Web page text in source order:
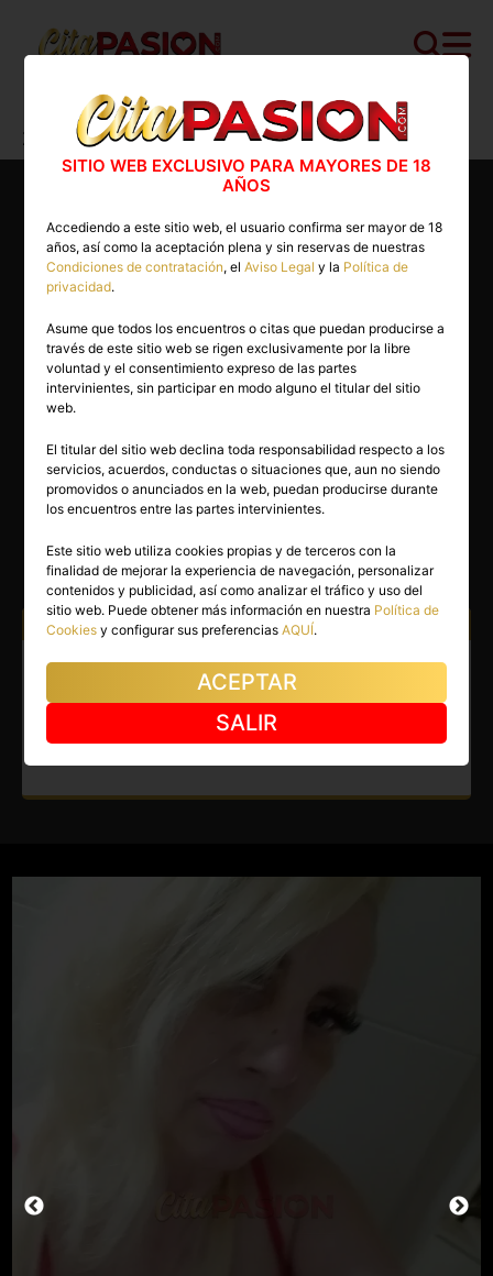
Cita PASION.COM>Escorts>Zaragoza >
Zaragoza capital>Nikoleta
45 años
NIKOLETA
Zaragoza capital(Zaragoza)
(3)
Atiendo a: Hombres
Escort en Zaragoza capital.
Soy una masajista dulce,
amable y siempre sincera.
SITIO WEB EXCLUSIVO PARA MAYORES DE 18
AÑOS
Accediendo a este sitio web, el usuario confirma ser mayor de 18
años, así como la aceptación plena y sin reservas de nuestras
Condiciones de contratación, elAviso Legal y la Política de
privacidad.
Asume que todos los encuentros o citas que puedan producirse a
través de este sitio web se rigen exclusivamente por la libre
voluntad y el consentimiento expreso de las partes
intervinientes, sin participar en modo alguno el titular del sitio
web.
El titular del sitio web declina toda responsabilidad respecto a los
servicios, acuerdos, conductas o situaciones que, aun no siendo
promovidos o anunciados en la web, puedan producirse durante
los encuentros entre las partes intervinientes.
Este sitio web utiliza cookies propias y de terceros con la
finalidad de mejorar la experiencia de navegación, personalizar
contenidos y publicidad, así como analizar el tráfico y uso del
sitio web. Puede obtener más información en nuestra Política de
Cookies y configurar sus preferenciasAQUÍ.
ACEPTAR
SALIR